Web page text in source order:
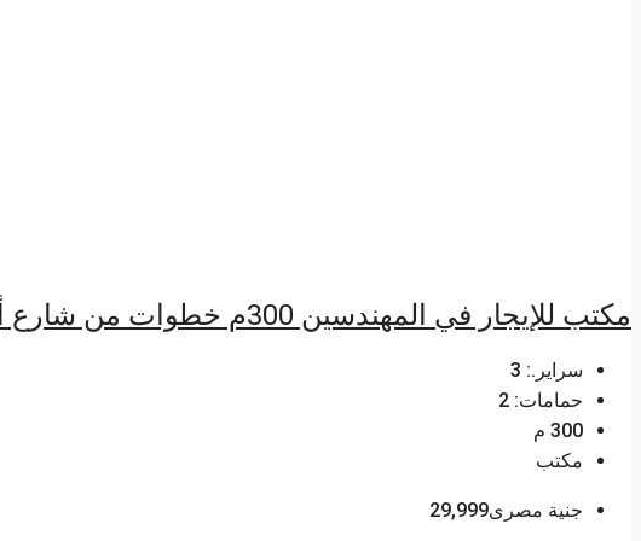
مكتب للإيجار في المهندسين 300م خطوات من شارع أحمد عرابي الرئيسي .
سراير.: 3
حمامات: 2
300 م
مكتب
جنية مصرى29,999